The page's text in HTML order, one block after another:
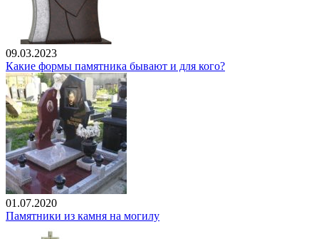
09.03.2023
Какие формы памятника бывают и для кого?
01.07.2020
Памятники из камня на могилу